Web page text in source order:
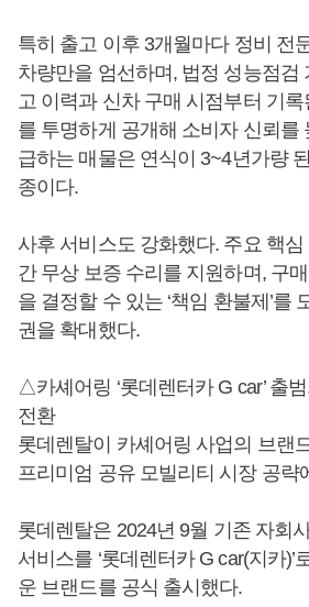
특히 출고 이후 3개월마다 정비 전
차량만을 엄선하며, 법정 성능점검
고 이력과 신차 구매 시점부터 기록
를 투명하게 공개해 소비자 신뢰를
급하는 매물은 연식이 3~4년가량
종이다.
사후 서비스도 강화했다. 주요 핵
간 무상 보증 수리를 지원하며, 구
을 결정할 수 있는 ‘책임 환불제’를
권을 확대했다.
△카셰어링 ‘롯데렌터카 G car’ 출
전환
롯데렌탈이 카셰어링 사업의 브랜
프리미엄 공유 모빌리티 시장 공략
롯데렌탈은 2024년 9월 기존 자회
서비스를 ‘롯데렌터카 G car(지카
운 브랜드를 공식 출시했다.